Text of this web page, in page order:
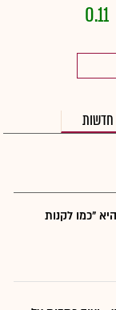
0.11
חדשות
"כמו לקנות